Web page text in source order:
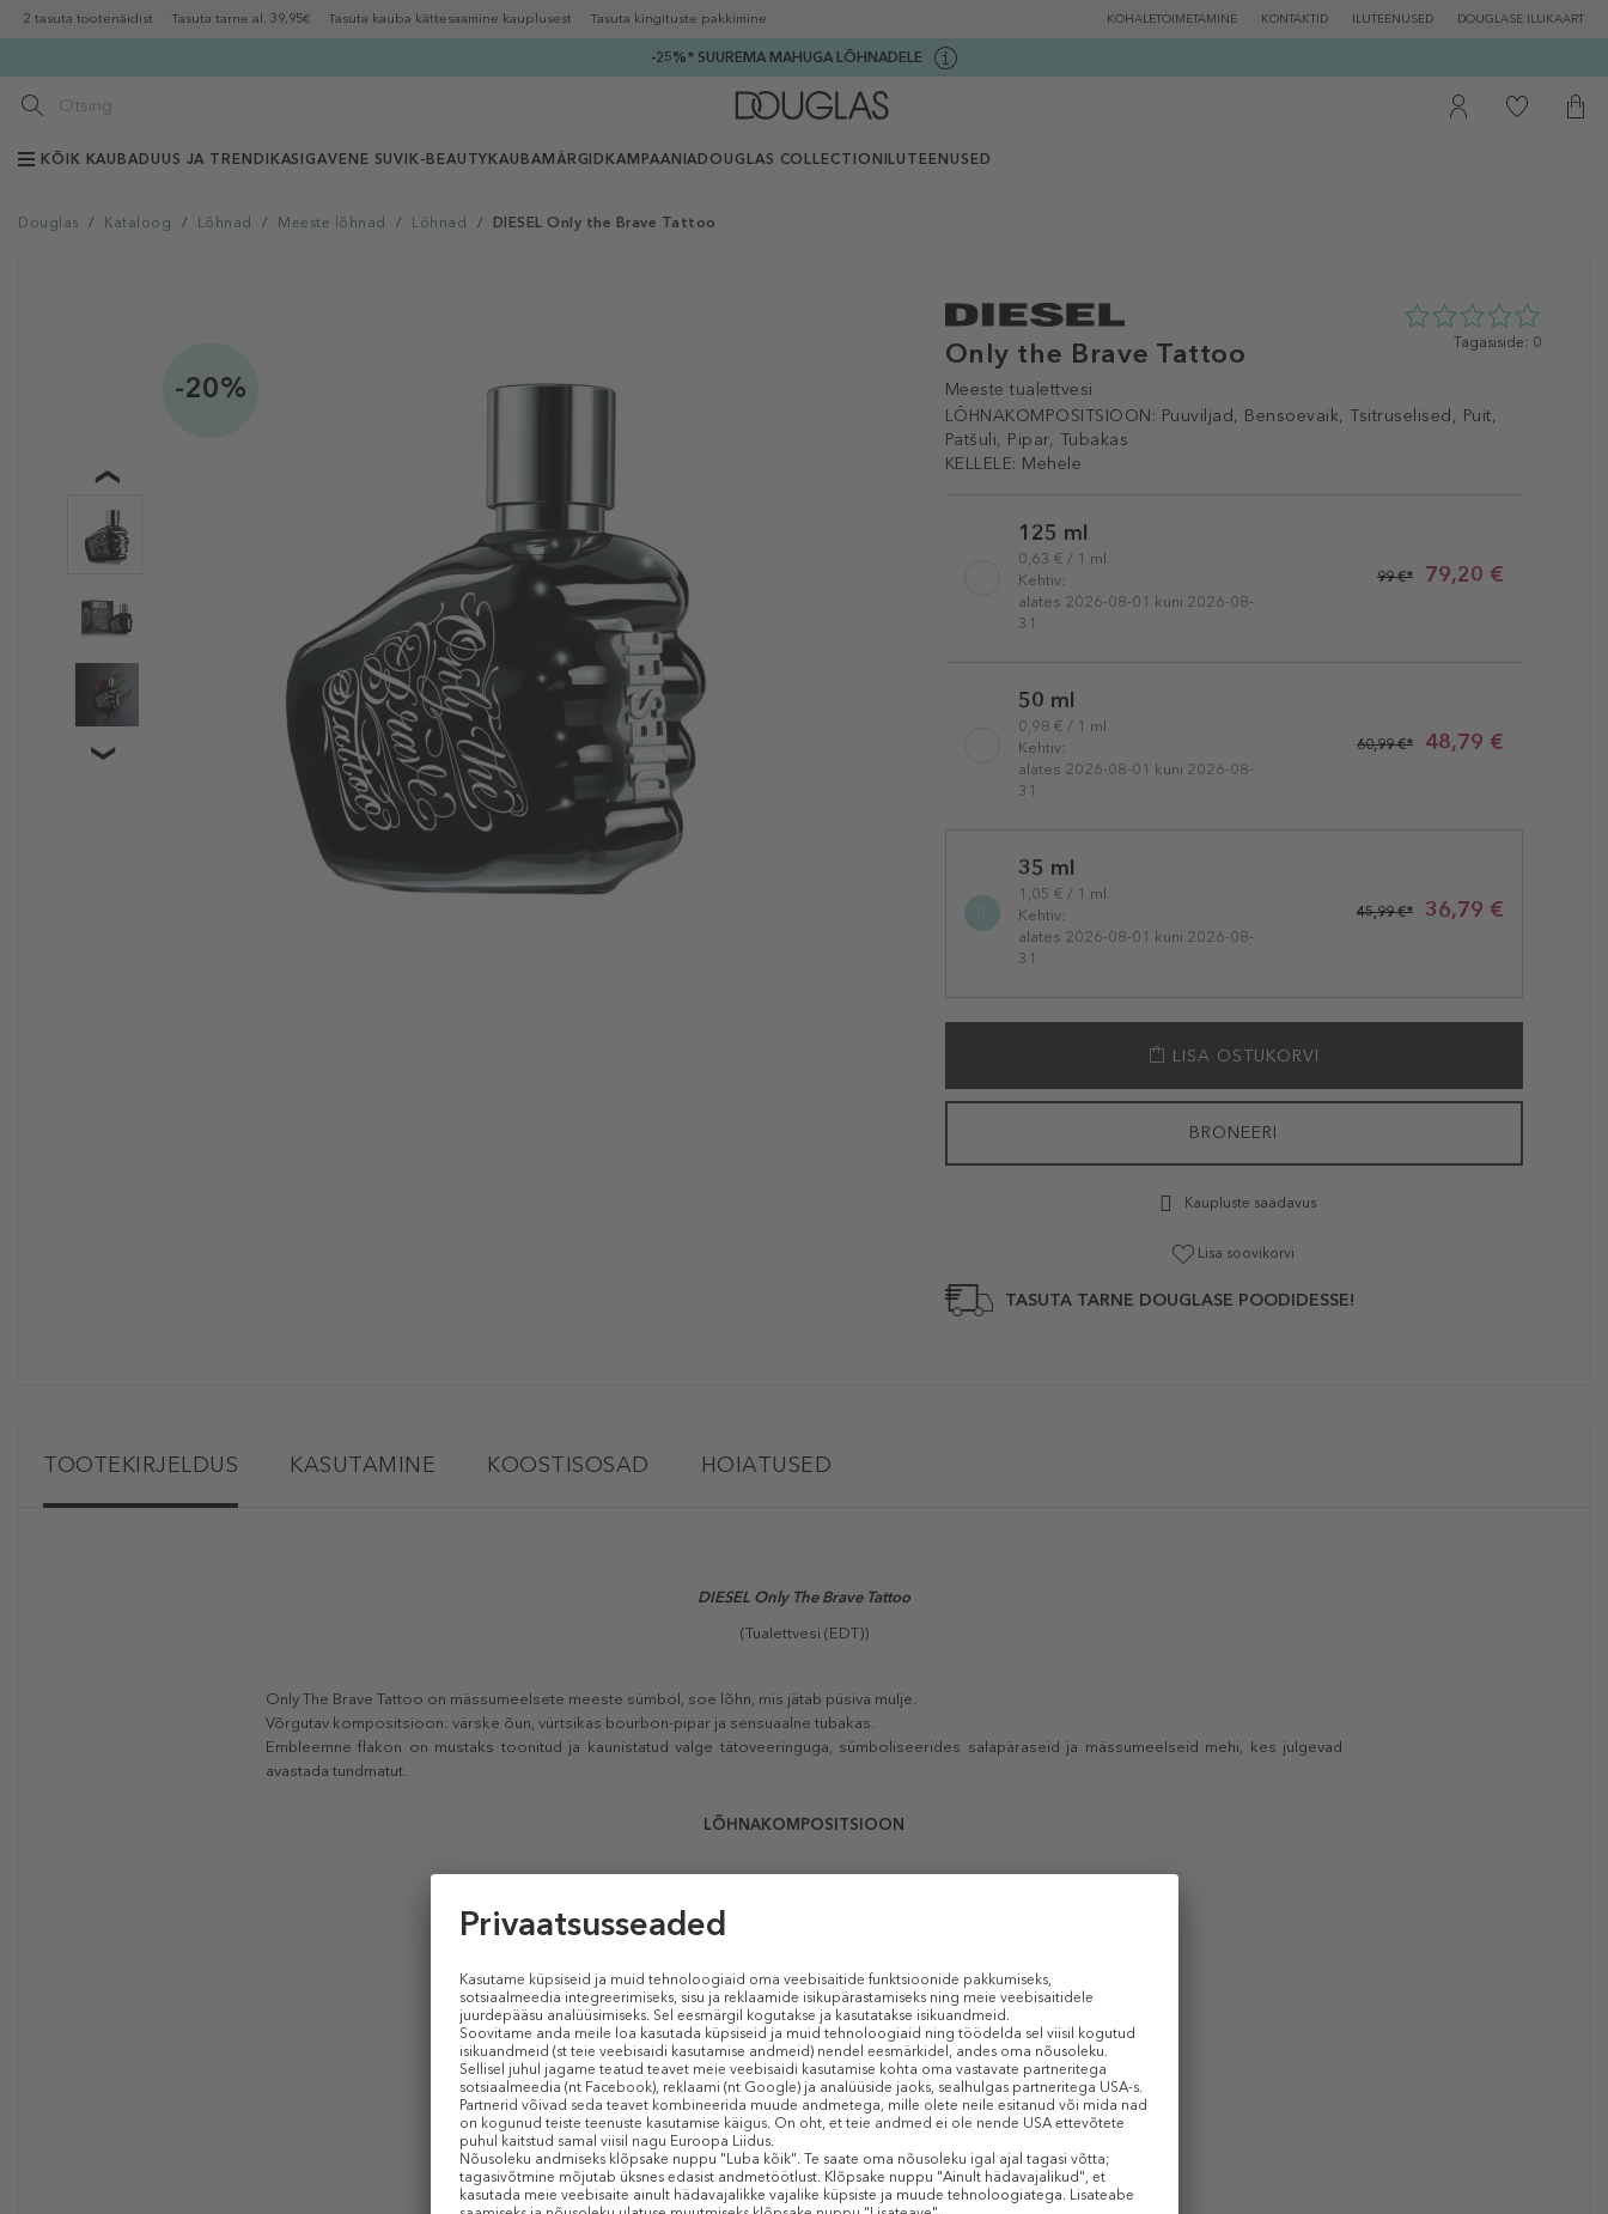
2 tasuta tootenäidist Tasuta tarne al. 39,95€ Tasuta kauba kättesaamine kauplusest Tasuta kingituste pakkimine KOHALETOIMETAMINE KONTAKTID ILUTEENUSED DOUGLASE ILUKAART
-25%* SUUREMA MAHUGA LÕHNADELE
KÕIK KAUBADUUS JA TRENDIKAS IGAVENE SUVI K-BEAUTY KAUBAMÄRGID KAMPAANIADOUGLAS COLLECTION ILUTEENUSED
Douglas / Kataloog / Lõhnad / Meeste lõhnad / Lõhnad / DIESEL Only the Brave Tattoo
-20%
Only the Brave Tattoo
Meeste tualettvesi
LÕHNAKOMPOSITSIOON: Puuviljad, Bensoevaik, Tsitruselised, Puit,
Patšuli, Pipar, Tubakas
KELLELE: Mehele
0
tagasisidest
Tagasiside: 0
variation125 ml
0,63 € / 1 ml
Kehtiv:
alates 2026-08-01 kuni 2026-08-
31
79,20 €
99 €*
50 ml
0,98 € / 1 ml
Kehtiv:
alates 2026-08-01 kuni 2026-08-
31
48,79 €
60,99 €*
35 ml
1,05 € / 1 ml
Kehtiv:
alates 2026-08-01 kuni 2026-08-
31
36,79 €
45,99 €*
LISA OSTUKORVI
BRONEERI
Kaupluste saadavus
Lisa soovikorvi
TASUTA TARNE DOUGLASE POODIDESSE!
TOOTEKIRJELDUS KASUTAMINE KOOSTISOSAD HOIATUSED
DIESEL Only The Brave Tattoo
(Tualettvesi (EDT))
Only The Brave Tattoo on mässumeelsete meeste sümbol, soe lõhn, mis jätab püsiva mulje.
Võrgutav kompositsioon: värske õun, vürtsikas bourbon-pipar ja sensuaalne tubakas.
Embleemne flakon on mustaks toonitud ja kaunistatud valge tätoveeringuga, sümboliseerides salapäraseid ja mässumeelseid mehi, kes julgevad
avastada tundmatut.
LÕHNAKOMPOSITSIOON
Õunad Mandariin
Südamenoot